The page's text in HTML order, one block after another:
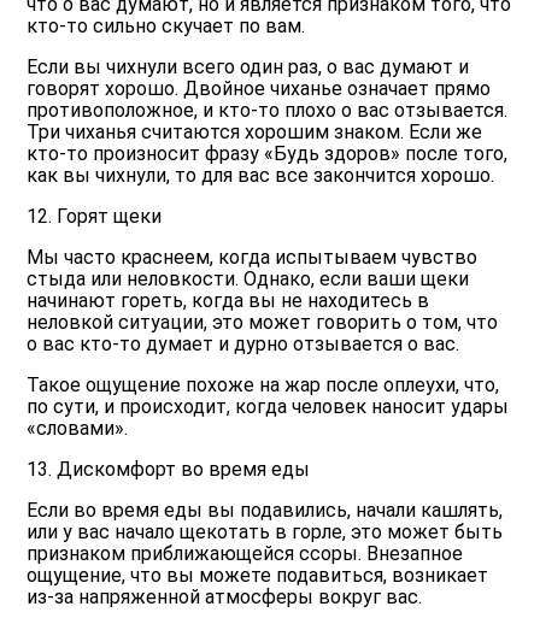
кто-то сильно скучает по вам.
Если вы чихнули всего один раз, о вас думают и
говорят хорошо. Двойное чиханье означает прямо
противоположное, и кто-то плохо о вас отзывается.
Три чиханья считаются хорошим знаком. Если же
кто-то произносит фразу «Будь здоров» после того,
как вы чихнули, то для вас все закончится хорошо.
12. Горят щеки
Мы часто краснеем, когда испытываем чувство
стыда или неловкости. Однако, если ваши щеки
начинают гореть, когда вы не находитесь в
неловкой ситуации, это может говорить о том, что
о вас кто-то думает и дурно отзывается о вас.
Такое ощущение похоже на жар после оплеухи, что,
по сути, и происходит, когда человек наносит удары
«словами».
13. Дискомфорт во время еды
Если во время еды вы подавились, начали кашлять,
или у вас начало щекотать в горле, это может быть
признаком приближающейся ссоры. Внезапное
ощущение, что вы можете подавиться, возникает
из-за напряженной атмосферы вокруг вас.